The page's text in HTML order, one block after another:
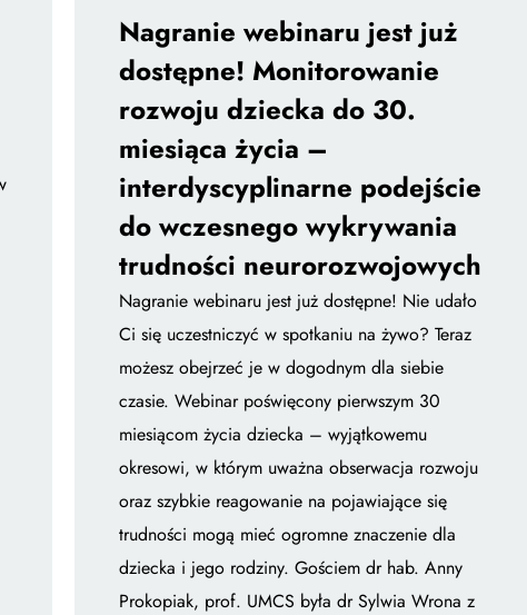
Nagranie webinaru jest już
dostępne! Monitorowanie
rozwoju dziecka do 30.
miesiąca życia –
interdyscyplinarne podejście
do wczesnego wykrywania
trudności neurorozwojowych
Nagranie webinaru jest już dostępne! Nie udało
Ci się uczestniczyć w spotkaniu na żywo? Teraz
możesz obejrzeć je w dogodnym dla siebie
czasie. Webinar poświęcony pierwszym 30
miesiącom życia dziecka – wyjątkowemu
okresowi, w którym uważna obserwacja rozwoju
oraz szybkie reagowanie na pojawiające się
trudności mogą mieć ogromne znaczenie dla
dziecka i jego rodziny. Gościem dr hab. Anny
Prokopiak, prof. UMCS była dr Sylwia Wrona z